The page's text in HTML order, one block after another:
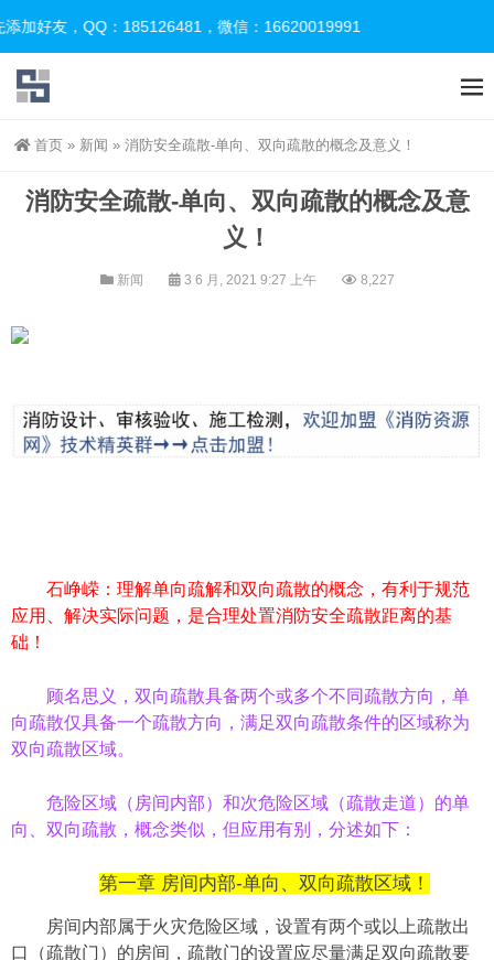
友，QQ：185126481，微信：16620019991
首页 » 新闻 » 消防安全疏散-单向、双向疏散的概念及意义！
消防安全疏散-单向、双向疏散的概念及意
义！
新闻 3 6 月, 2021 9:27 上午 8,227
石峥嵘：理解单向疏解和双向疏散的概念，有利于规范
应用、解决实际问题，是合理处置消防安全疏散距离的基
础！
顾名思义，双向疏散具备两个或多个不同疏散方向，单
向疏散仅具备一个疏散方向，满足双向疏散条件的区域称为
双向疏散区域。
危险区域（房间内部）和次危险区域（疏散走道）的单
向、双向疏散，概念类似，但应用有别，分述如下：
第一章 房间内部-单向、双向疏散区域！
房间内部属于火灾危险区域，设置有两个或以上疏散出
口（疏散门）的房间，疏散门的设置应尽量满足双向疏散要